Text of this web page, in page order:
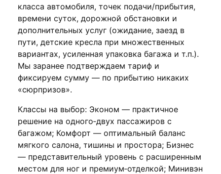
класса автомобиля, точек подачи/прибытия,
времени суток, дорожной обстановки и
дополнительных услуг (ожидание, заезд в
пути, детские кресла при множественных
вариантах, усиленная упаковка багажа и т.п.).
Мы заранее подтверждаем тариф и
фиксируем сумму — по прибытию никаких
«сюрпризов».
Классы на выбор: Эконом — практичное
решение на одного‑двух пассажиров с
багажом; Комфорт — оптимальный баланс
мягкого салона, тишины и простора; Бизнес
— представительный уровень с расширенным
местом для ног и премиум‑отделкой; Минивэн